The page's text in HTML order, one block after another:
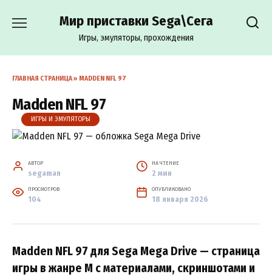
Мир приставки Sega\Сега
Игры, эмуляторы, прохождения
ГЛАВНАЯ СТРАНИЦА» MADDEN NFL 97
Madden NFL 97
ИГРЫ И ЭМУЛЯТОРЫ
АВТОР
segaman
НА ЧТЕНИЕ
2 мин
ПРОСМОТРОВ
104
ОПУБЛИКОВАНО
18 января 2026
Madden NFL 97 для Sega Mega Drive — страница
игры в жанре M с материалами, скриншотами и